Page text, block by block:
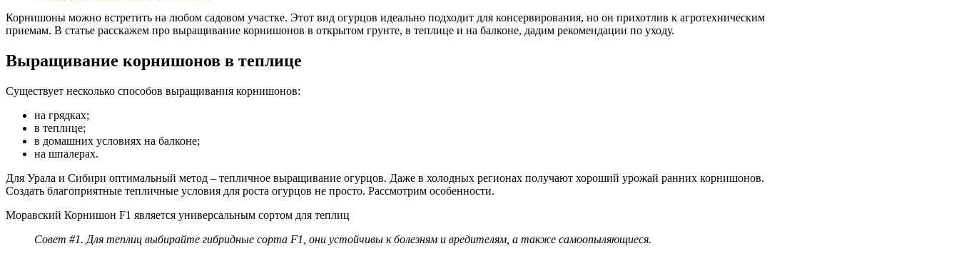
Корнишоны можно встретить на любом садовом участке. Этот вид огурцов идеально подходит для консервирования, но он прихотлив к агротехническим
приемам. В статье расскажем про выращивание корнишонов в открытом грунте, в теплице и на балконе, дадим рекомендации по уходу.
Выращивание корнишонов в теплице
Существует несколько способов выращивания корнишонов:
на грядках;
в теплице;
в домашних условиях на балконе;
на шпалерах.
Для Урала и Сибири оптимальный метод – тепличное выращивание огурцов. Даже в холодных регионах получают хороший урожай ранних корнишонов.
Создать благоприятные тепличные условия для роста огурцов не просто. Рассмотрим особенности.
Моравский Корнишон F1 является универсальным сортом для теплиц
Совет #1. Для теплиц выбирайте гибридные сорта F1, они устойчивы к болезням и вредителям, а также самоопыляющиеся.